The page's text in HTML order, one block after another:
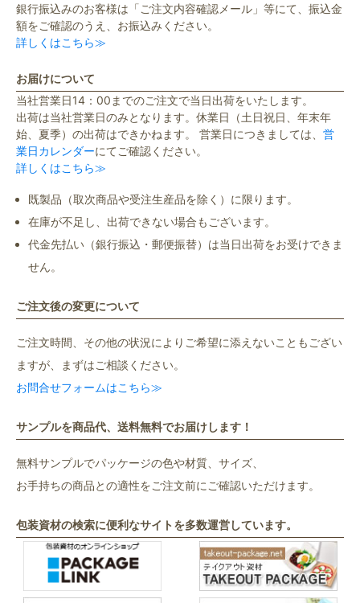
銀行振込みのお客様は「ご注文内容確認メール」等にて、振込金
額をご確認のうえ、お振込みください。
詳しくはこちら≫
お届けについて
当社営業日14：00までのご注文で当日出荷をいたします。
出荷は当社営業日のみとなります。休業日（土日祝日、年末年
始、夏季）の出荷はできかねます。 営業日につきましては、 営
業日カレンダーにてご確認ください。
詳しくはこちら≫
既製品（取次商品や受注生産品を除く）に限ります。
在庫が不足し、出荷できない場合もございます。
代金先払い（銀行振込・郵便振替）は当日出荷をお受けできま
せん。
ご注文後の変更について
ご注文時間、その他の状況によりご希望に添えないこともござい
ますが、まずはご相談ください。
お問合せフォームはこちら≫
サンプルを商品代、送料無料でお届けします！
無料サンプルでパッケージの色や材質、サイズ、
お手持ちの商品との適性をご注文前にご確認いただけます。
包装資材の検索に便利なサイトを多数運営しています。